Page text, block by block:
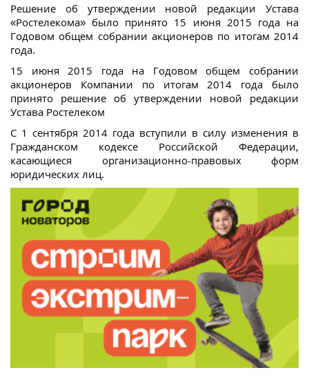
Решение об утверждении новой редакции Устава
«Ростелекома» было принято 15 июня 2015 года на
Годовом общем собрании акционеров по итогам 2014
года.
15 июня 2015 года на Годовом общем собрании
акционеров Компании по итогам 2014 года было
принято решение об утверждении новой редакции
Устава Ростелеком
С 1 сентября 2014 года вступили в силу изменения в
Гражданском кодексе Российской Федерации,
касающиеся организационно-правовых форм
юридических лиц.